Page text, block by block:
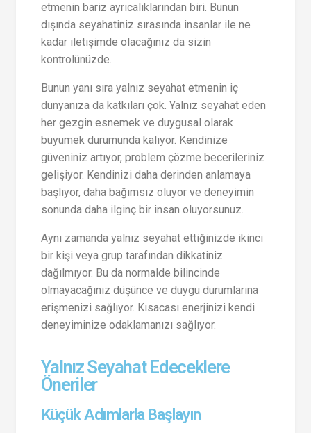
etmenin bariz ayrıcalıklarından biri. Bunun
dışında seyahatiniz sırasında insanlar ile ne
kadar iletişimde olacağınız da sizin
kontrolünüzde.
Bunun yanı sıra yalnız seyahat etmenin iç
dünyanıza da katkıları çok. Yalnız seyahat eden
her gezgin esnemek ve duygusal olarak
büyümek durumunda kalıyor. Kendinize
güveniniz artıyor, problem çözme becerileriniz
gelişiyor. Kendinizi daha derinden anlamaya
başlıyor, daha bağımsız oluyor ve deneyimin
sonunda daha ilginç bir insan oluyorsunuz.
Aynı zamanda yalnız seyahat ettiğinizde ikinci
bir kişi veya grup tarafından dikkatiniz
dağılmıyor. Bu da normalde bilincinde
olmayacağınız düşünce ve duygu durumlarına
erişmenizi sağlıyor. Kısacası enerjinizi kendi
deneyiminize odaklamanızı sağlıyor.
Yalnız Seyahat Edeceklere
Öneriler
Küçük Adımlarla Başlayın